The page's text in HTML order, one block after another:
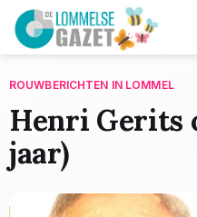
ROUWBERICHTEN IN LOMMEL
Henri Gerits
jaar)